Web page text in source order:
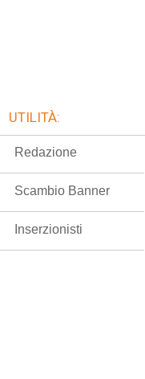
UTILITÀ:
Redazione
Scambio Banner
Inserzionisti